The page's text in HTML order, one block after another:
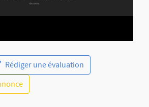
Rédiger une évaluation